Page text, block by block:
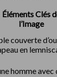
Éléments Clés
l’Image
couverte
en
homme avec